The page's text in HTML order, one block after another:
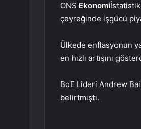
ONS Ekonomi
çeyreğinde işgücü
Ülkede enflasyonun
en hızlı artışını
BoE Lideri Andrew
belirtmişti.